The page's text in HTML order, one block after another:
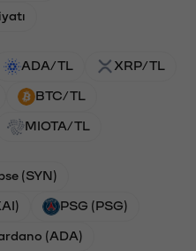
ADA/TL XRP/TL
BTC/TL
MIOTA/TL
(SYN)
PSG (PSG)
(ADA)